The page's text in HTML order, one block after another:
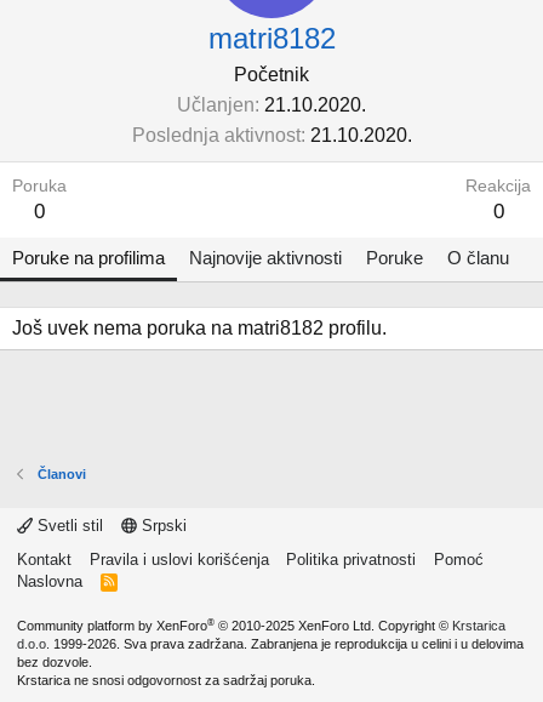
matri8182
Početnik
Učlanjen 21.10.2020.
Poslednja aktivnost 21.10.2020.
Poruka
0
Reakcija
0
Poruke na profilima Najnovije aktivnosti Poruke O članu
Još uvek nema poruka na matri8182 profilu.
Članovi
Svetli stil
Srpski
Kontakt
Pravila i uslovi korišćenja Politika privatnosti
Pomoć
Naslovna
R
Community platform by XenForo® © 2010-2025 XenForo Ltd. Copyright © Krstarica
d.o.o. 1999-2026. Sva prava zadržana. Zabranjena je reprodukcija u celini i u delovima
bez dozvole.
Krstarica ne snosi odgovornost za sadržaj poruka.